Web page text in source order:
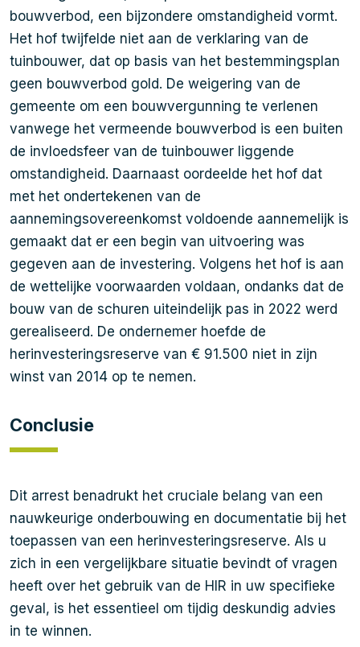
bouwverbod, een bijzondere omstandigheid vormt.
Het hof twijfelde niet aan de verklaring van de
tuinbouwer, dat op basis van het bestemmingsplan
geen bouwverbod gold. De weigering van de
gemeente om een bouwvergunning te verlenen
vanwege het vermeende bouwverbod is een buiten
de invloedsfeer van de tuinbouwer liggende
omstandigheid. Daarnaast oordeelde het hof dat
met het ondertekenen van de
aannemingsovereenkomst voldoende aannemelijk is
gemaakt dat er een begin van uitvoering was
gegeven aan de investering. Volgens het hof is aan
de wettelijke voorwaarden voldaan, ondanks dat de
bouw van de schuren uiteindelijk pas in 2022 werd
gerealiseerd. De ondernemer hoefde de
herinvesteringsreserve van € 91.500 niet in zijn
winst van 2014 op te nemen.
Conclusie
Dit arrest benadrukt het cruciale belang van een
nauwkeurige onderbouwing en documentatie bij het
toepassen van een herinvesteringsreserve. Als u
zich in een vergelijkbare situatie bevindt of vragen
heeft over het gebruik van de HIR in uw specifieke
geval, is het essentieel om tijdig deskundig advies
in te winnen.